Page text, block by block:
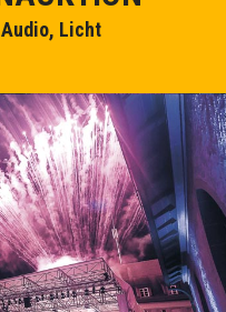
Licht